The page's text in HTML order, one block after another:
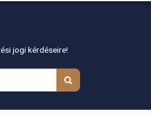
jogi kérdéseire!